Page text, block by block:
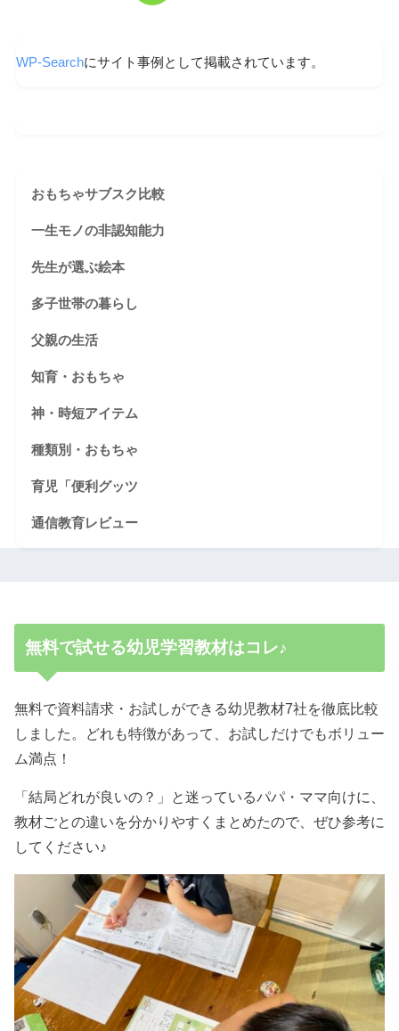
WP-Searchにサイト事例として掲載されています。
おもちゃサブスク比較
一生モノの非認知能力
先生が選ぶ絵本
多子世帯の暮らし
父親の生活
知育・おもちゃ
神・時短アイテム
種類別・おもちゃ
育児「便利グッツ
通信教育レビュー
無料で試せる幼児学習教材はコレ♪
無料で資料請求・お試しができる幼児教材7社を徹底比較
しました。どれも特徴があって、お試しだけでもボリュー
ム満点！
「結局どれが良いの？」と迷っているパパ・ママ向けに、
教材ごとの違いを分かりやすくまとめたので、ぜひ参考に
してください♪